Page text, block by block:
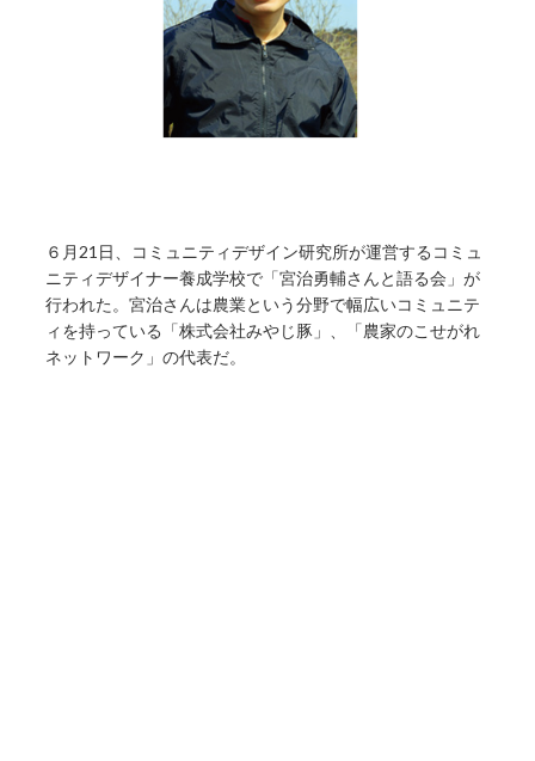
６月21日、コミュニティデザイン研究所が運営するコミュ
ニティデザイナー養成学校で「宮治勇輔さんと語る会」が
行われた。宮治さんは農業という分野で幅広いコミュニテ
ィを持っている「株式会社みやじ豚」、「農家のこせがれ
ネットワーク」の代表だ。